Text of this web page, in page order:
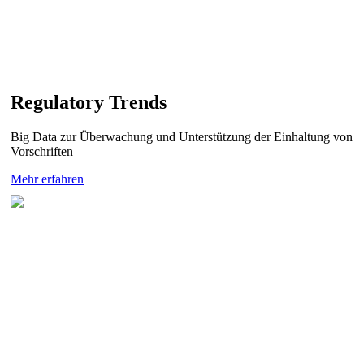
Regulatory Trends
Big Data zur Überwachung und Unterstützung der Einhaltung von
Vorschriften
Mehr erfahren